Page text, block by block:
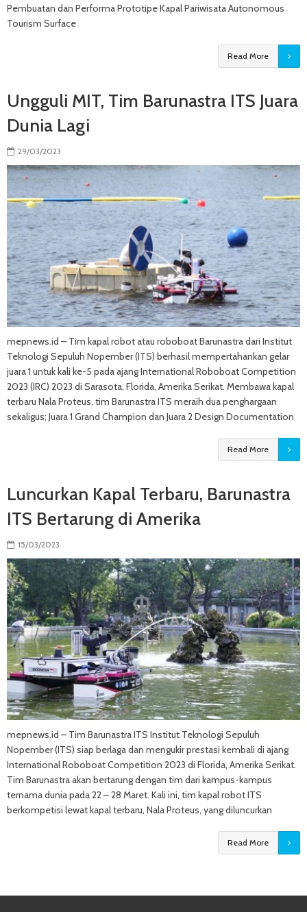
Pembuatan dan Performa Prototipe Kapal Pariwisata Autonomous
Tourism Surface
Read More
Ungguli MIT, Tim Barunastra ITS Juara
Dunia Lagi
29/03/2023
mepnews.id – Tim kapal robot atau roboboat Barunastra dari Institut
Teknologi Sepuluh Nopember (ITS) berhasil mempertahankan gelar
juara 1 untuk kali ke-5 pada ajang International Roboboat Competition
2023 (IRC) 2023 di Sarasota, Florida, Amerika Serikat. Membawa kapal
terbaru Nala Proteus, tim Barunastra ITS meraih dua penghargaan
sekaligus; Juara 1 Grand Champion dan Juara 2 Design Documentation
Read More
Luncurkan Kapal Terbaru, Barunastra
ITS Bertarung di Amerika
15/03/2023
mepnews.id – Tim Barunastra ITS Institut Teknologi Sepuluh
Nopember (ITS) siap berlaga dan mengukir prestasi kembali di ajang
International Roboboat Competition 2023 di Florida, Amerika Serikat.
Tim Barunastra akan bertarung dengan tim dari kampus-kampus
ternama dunia pada 22 – 28 Maret. Kali ini, tim kapal robot ITS
berkompetisi lewat kapal terbaru, Nala Proteus, yang diluncurkan
Read More